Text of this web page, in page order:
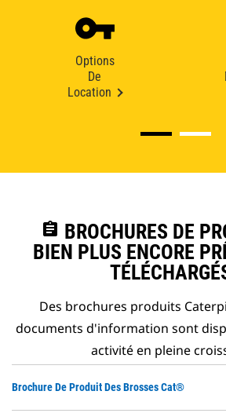
Options
De
Location
assignment BROCHURES DE
BIEN PLUS ENCORE
Des brochures produits
documents d'information sont
activité en pleine
Brochure De Produit Des Brosses Cat®